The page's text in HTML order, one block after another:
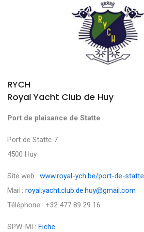
RYCH
Royal Yacht Club de Huy
Port de plaisance de Statte
Port de Statte 7
4500 Huy
Site web : www.royal-ych.be/port-de-statte
Mail : royal.yacht.club.de.huy@gmail.com
Téléphone : +32 477 89 29 16
SPW-MI : Fiche